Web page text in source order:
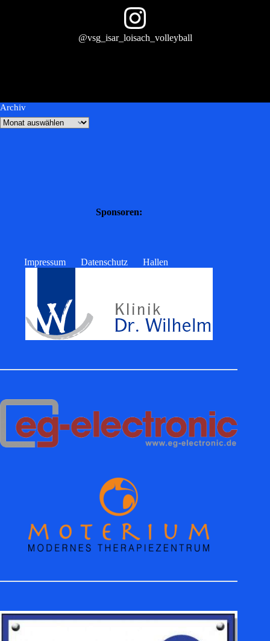
Instagram
@vsg_isar_loisach_volleyball
Archiv
Sponsoren:
Impressum Datenschutz Hallen